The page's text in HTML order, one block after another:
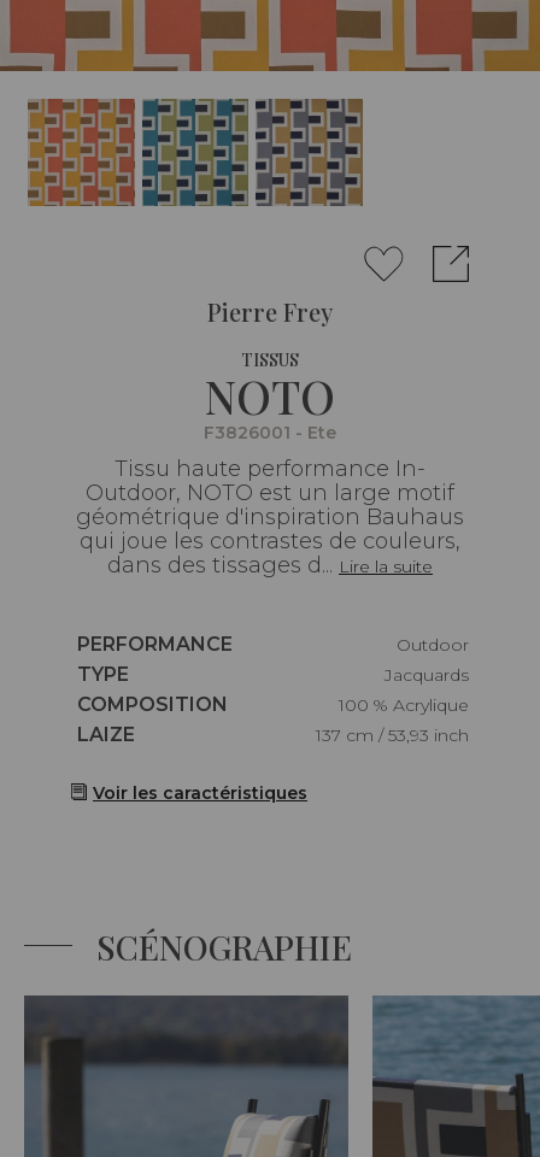
Pierre Frey
TISSUS
NOTO
F3826001 - Ete
Tissu haute performance In-
Outdoor, NOTO est un large motif
géométrique d'inspiration Bauhaus
qui joue les contrastes de couleurs,
dans des tissages d... Lire la suite
Caractéristiques
PERFORMANCE
Outdoor
Caractéristiques
TYPE
Jacquards
Caractéristiques
COMPOSITION
100 % Acrylique
Caractéristiques
LAIZE 137 cm / 53,93 inch
Voir les caractéristiques
SCÉNOGRAPHIE